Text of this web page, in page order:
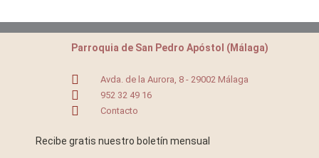
Parroquia de San Pedro Apóstol (Málaga)
Avda. de la Aurora, 8 - 29002 Málaga
952 32 49 16
Contacto
Recibe gratis nuestro boletín mensual